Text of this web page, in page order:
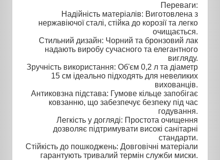
Переваги:
Надійність матеріалів: Виготовлена ​​з
нержавіючої сталі, стійка до корозії та легко
очищається.
Стильний дизайн: Чорний та бронзовий лак
надають виробу сучасного та елегантного
вигляду.
Зручність використання: Об'єм 0,2 л та діаметр
15 см ідеально підходять для невеликих
вихованців.
Антиковзна підстава: Гумове кільце запобігає
ковзанню, що забезпечує безпеку під час
годування.
Легкість у догляді: Простота очищення
дозволяє підтримувати високі санітарні
стандарти.
Стійкість до пошкоджень: Довговічні матеріали
гарантують тривалий термін служби миски.